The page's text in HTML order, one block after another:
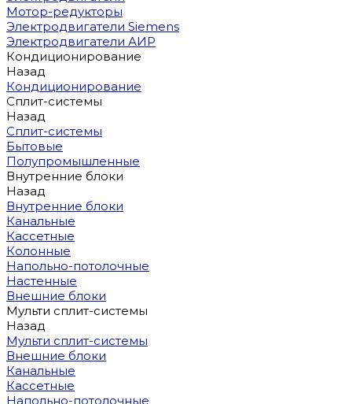
Мотор-редукторы
Электродвигатели Siemens
Электродвигатели АИР
Кондиционирование
Назад
Кондиционирование
Сплит-системы
Назад
Сплит-системы
Бытовые
Полупромышленные
Внутренние блоки
Назад
Внутренние блоки
Канальные
Кассетные
Колонные
Напольно-потолочные
Настенные
Внешние блоки
Мульти сплит-системы
Назад
Мульти сплит-системы
Внешние блоки
Канальные
Кассетные
Напольно-потолочные